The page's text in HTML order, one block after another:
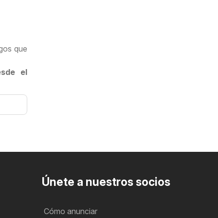
que
el
Únete a nuestros socios
Cómo anunciar